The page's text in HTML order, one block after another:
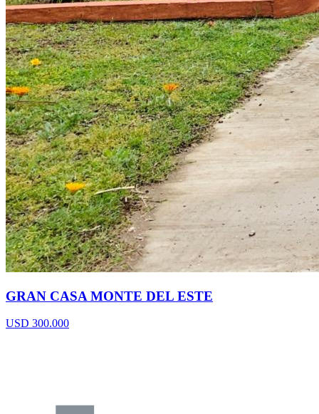
GRAN CASA MONTE DEL ESTE
USD 300.000